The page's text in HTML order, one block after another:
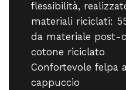
flessibilità,
materiali riciclati:
da materiale post-
cotone riciclato
Confortevole felpa
cappuccio